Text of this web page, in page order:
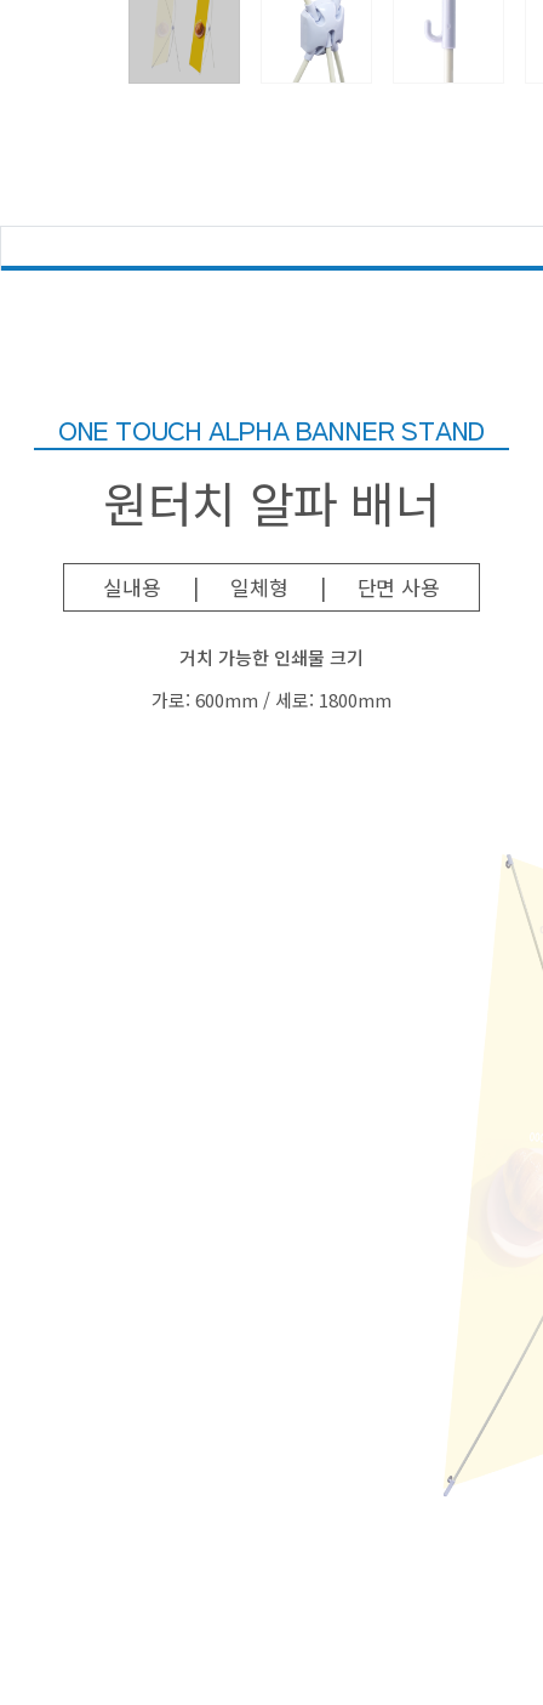
ONE TOUCH ALPHA BANNER STAND
원터치 알파 배너
실내용 | 일체형 | 단면 사용
거치 가능한 인쇄물 크기
가로: 600mm / 세로: 1800mm